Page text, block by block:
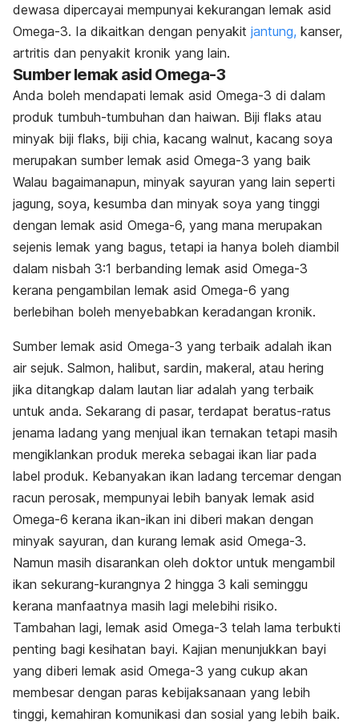
dewasa dipercayai mempunyai kekurangan lemak asid
Omega-3. Ia dikaitkan dengan penyakit jantung, kanser,
artritis dan penyakit kronik yang lain.
Sumber lemak asid Omega-3
Anda boleh mendapati lemak asid Omega-3 di dalam
produk tumbuh-tumbuhan dan haiwan. Biji flaks atau
minyak biji flaks, biji chia, kacang walnut, kacang soya
merupakan sumber lemak asid Omega-3 yang baik
Walau bagaimanapun, minyak sayuran yang lain seperti
jagung, soya, kesumba dan minyak soya yang tinggi
dengan lemak asid Omega-6, yang mana merupakan
sejenis lemak yang bagus, tetapi ia hanya boleh diambil
dalam nisbah 3:1 berbanding lemak asid Omega-3
kerana pengambilan lemak asid Omega-6 yang
berlebihan boleh menyebabkan keradangan kronik.
Sumber lemak asid Omega-3 yang terbaik adalah ikan
air sejuk. Salmon, halibut, sardin, makeral, atau hering
jika ditangkap dalam lautan liar adalah yang terbaik
untuk anda. Sekarang di pasar, terdapat beratus-ratus
jenama ladang yang menjual ikan ternakan tetapi masih
mengiklankan produk mereka sebagai ikan liar pada
label produk. Kebanyakan ikan ladang tercemar dengan
racun perosak, mempunyai lebih banyak lemak asid
Omega-6 kerana ikan-ikan ini diberi makan dengan
minyak sayuran, dan kurang lemak asid Omega-3.
Namun masih disarankan oleh doktor untuk mengambil
ikan sekurang-kurangnya 2 hingga 3 kali seminggu
kerana manfaatnya masih lagi melebihi risiko.
Tambahan lagi, lemak asid Omega-3 telah lama terbukti
penting bagi kesihatan bayi. Kajian menunjukkan bayi
yang diberi lemak asid Omega-3 yang cukup akan
membesar dengan paras kebijaksanaan yang lebih
tinggi, kemahiran komunikasi dan sosial yang lebih baik.